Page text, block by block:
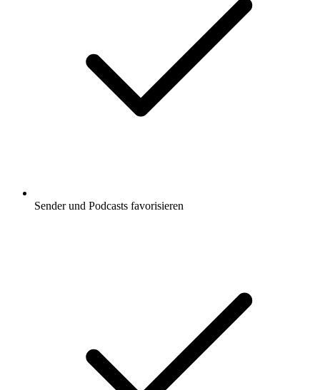
Sender und Podcasts favorisieren